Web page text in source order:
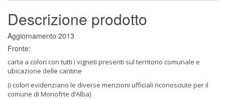
Descrizione prodotto
Aggiornamento 2013
Fronte:
carta a colori con tutti i vigneti presenti sul territorio comunale e
ubicazione delle cantine
(i colori evidenziano le diverse menzioni ufficiali riconosciute per il
comune di Monofrte d’Alba)